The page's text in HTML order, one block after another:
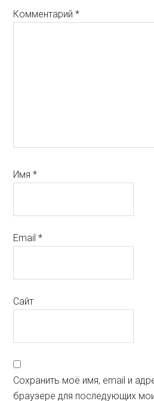
Комментарий*
Имя*
Email*
Сайт
Сохранить моё имя, email и
браузере для последующих